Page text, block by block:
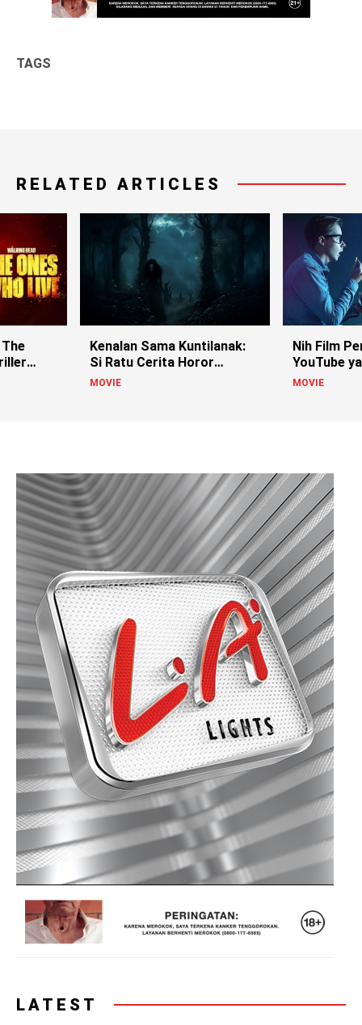
TAGS
RELATED ARTICLES
Kenalan Sama Kuntilanak:
Si Ratu Cerita Horor
Indonesia!
MOVIE
Nih Film
YouTube
MOVIE
LATEST